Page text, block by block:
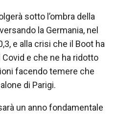
sotto l’ombra della
la Germania, nel
e alla crisi che il Boot ha
e che ne ha ridotto
facendo temere che
di Parigi.
un anno fondamentale